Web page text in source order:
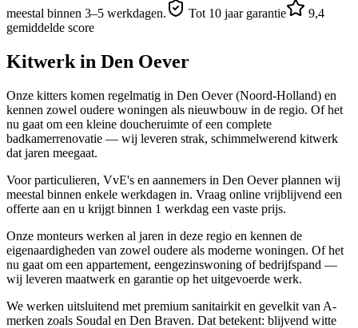
meestal binnen 3–5 werkdagen.
Tot 10 jaar garantie
9,4
gemiddelde score
Kitwerk in Den Oever
Onze kitters komen regelmatig in Den Oever (Noord-Holland) en
kennen zowel oudere woningen als nieuwbouw in de regio. Of het
nu gaat om een kleine doucheruimte of een complete
badkamerrenovatie — wij leveren strak, schimmelwerend kitwerk
dat jaren meegaat.
Voor particulieren, VvE's en aannemers in Den Oever plannen wij
meestal binnen enkele werkdagen in. Vraag online vrijblijvend een
offerte aan en u krijgt binnen 1 werkdag een vaste prijs.
Onze monteurs werken al jaren in deze regio en kennen de
eigenaardigheden van zowel oudere als moderne woningen. Of het
nu gaat om een appartement, eengezinswoning of bedrijfspand —
wij leveren maatwerk en garantie op het uitgevoerde werk.
We werken uitsluitend met premium sanitairkit en gevelkit van A-
merken zoals Soudal en Den Braven. Dat betekent: blijvend witte